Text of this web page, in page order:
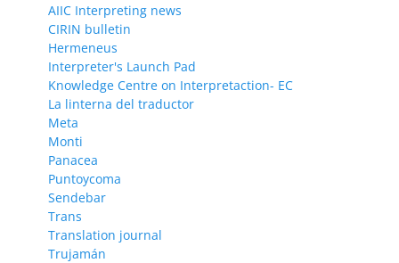
AIIC Interpreting news
CIRIN bulletin
Hermeneus
Interpreter's Launch Pad
Knowledge Centre on Interpretaction- EC
La linterna del traductor
Meta
Monti
Panacea
Puntoycoma
Sendebar
Trans
Translation journal
Trujamán